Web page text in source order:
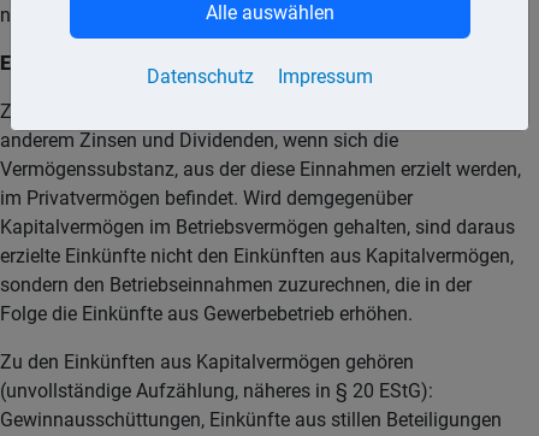
nichtselbstständiger Arbeit.
Einkünfte aus Kapitalvermögen:
Zu den Einkünften aus Kapitalvermögen gehören unter
anderem Zinsen und Dividenden, wenn sich die
Vermögenssubstanz, aus der diese Einnahmen erzielt werden,
im Privatvermögen befindet. Wird demgegenüber
Kapitalvermögen im Betriebsvermögen gehalten, sind daraus
erzielte Einkünfte nicht den Einkünften aus Kapitalvermögen,
sondern den Betriebseinnahmen zuzurechnen, die in der
Folge die Einkünfte aus Gewerbebetrieb erhöhen.
Zu den Einkünften aus Kapitalvermögen gehören
(unvollständige Aufzählung, näheres in § 20 EStG):
Gewinnausschüttungen, Einkünfte aus stillen Beteiligungen
Datenschutz Impressum
Alle auswählen